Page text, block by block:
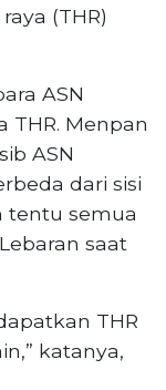
(THR)
ASN
THR. Menpan
ASN
dari sisi
tentu semua
saat
THR
katanya,